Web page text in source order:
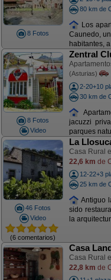
8 Fotos
80 km de
Los
Caunedo,
habitantes,
8 Fotos
Video
Zentral
(Asturias)
2-20+10
30 km de
jacuzzi
parques
46 Fotos
Video
(6 comentarios)
La
Casa Rural
22,6 km de
12-22+3
25 km de
Antiguo
sido
la
Casa
Casa Rural
22,8 km de